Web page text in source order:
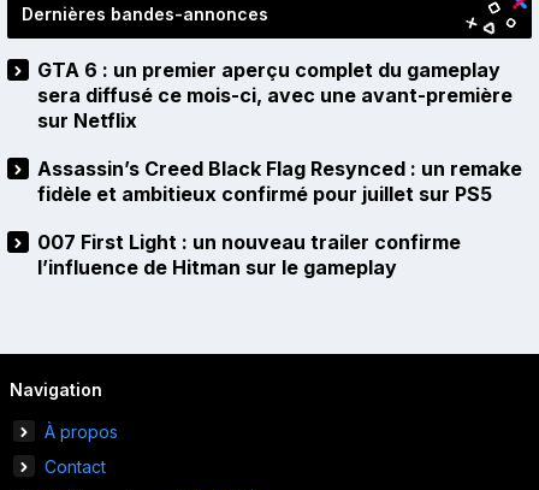
Dernières bandes-annonces
GTA 6 : un premier aperçu complet du gameplay
sera diffusé ce mois-ci, avec une avant-première
sur Netflix
Assassin’s Creed Black Flag Resynced : un remake
fidèle et ambitieux confirmé pour juillet sur PS5
007 First Light : un nouveau trailer confirme
l’influence de Hitman sur le gameplay
Navigation
À propos
Contact